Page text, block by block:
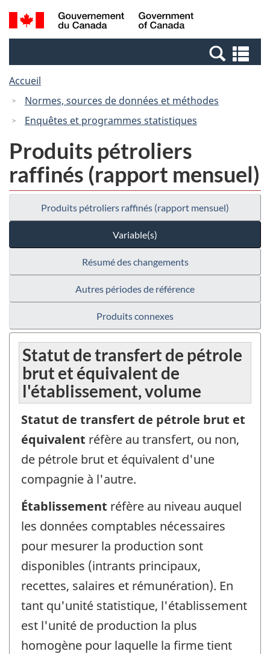
Passer
au
Passer
à
Canada
Recherche
et
et
Accueil
Normes, sources de données et méthodes
Enquêtes et programmes statistiques
Produits pétroliers
raffinés (rapport mensuel)
Produits pétroliers raffinés (rapport mensuel)
Variable(s)
Résumé des changements
Autres périodes de référence
Produits connexes
Statut de transfert de pétrole
brut et équivalent de
l'établissement, volume
Statut de transfert de pétrole brut et
équivalent réfère au transfert, ou non,
de pétrole brut et équivalent d'une
compagnie à l'autre.
Établissement réfère au niveau auquel
les données comptables nécessaires
pour mesurer la production sont
disponibles (intrants principaux,
recettes, salaires et rémunération). En
tant qu'unité statistique, l'établissement
est l'unité de production la plus
homogène pour laquelle la firme tient